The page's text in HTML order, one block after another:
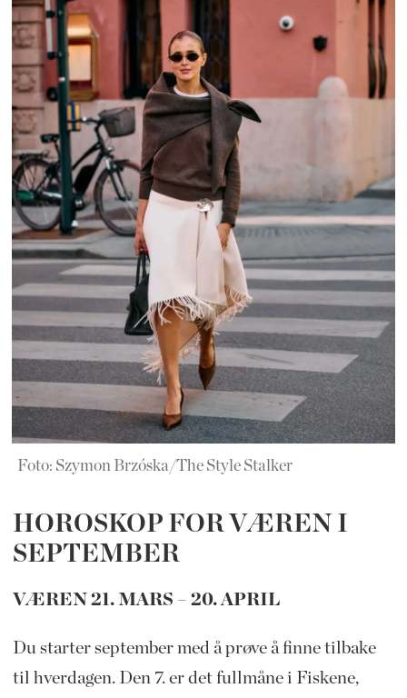
Foto: Szymon Brzóska/The Style Stalker
HOROSKOP FOR VÆREN I
SEPTEMBER
VÆREN 21. MARS – 20. APRIL
Du starter september med å prøve å finne tilbake
til hverdagen. Den 7. er det fullmåne i Fiskene,